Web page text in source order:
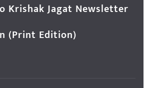
Krishak Jagat Newsletter
(Print Edition)